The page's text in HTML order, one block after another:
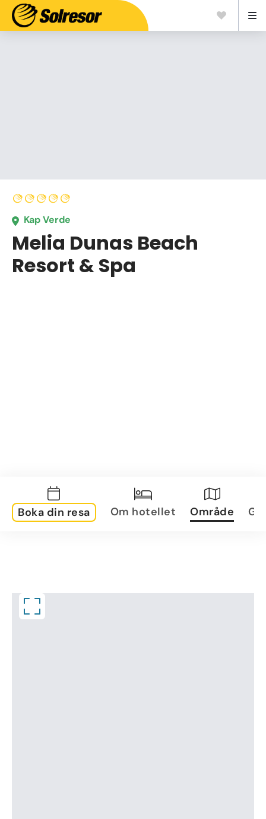
Kap Verde
Melia Dunas Beach
Resort & Spa
Boka din resa Om hotellet Område